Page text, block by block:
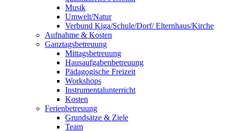
Musik
Umwelt/Natur
Verbund Kiga/Schule/Dorf/ Elternhaus/Kirche
Aufnahme & Kosten
Ganztagsbetreuung
Mittagsbetreuung
Hausaufgabenbetreuung
Pädagogische Freizeit
Workshops
Instrumentalunterricht
Kosten
Ferienbetreuung
Grundsätze & Ziele
Team